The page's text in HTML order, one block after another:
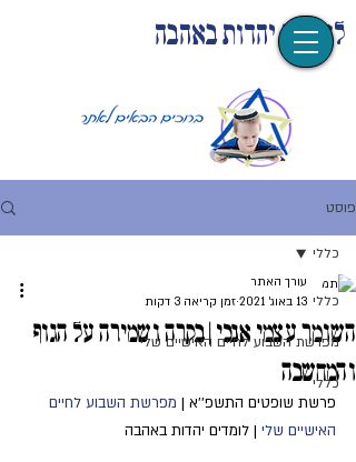
לומדים יהדות באהבה
פוסט
כללי
מפרשת השבוע לחיים האישיים שלי
כללי
כללי
השומר עצמי אנכי | בקרה ושמירה על הגוף
והמחשבה
עורך האתר
13 באוג׳ 2021
זמן קריאה 3 דקות
פרשת שופטים התשפ''א | מפרשת השבוע לחיים
האישיים שלי | לומדים יהדות באהבה